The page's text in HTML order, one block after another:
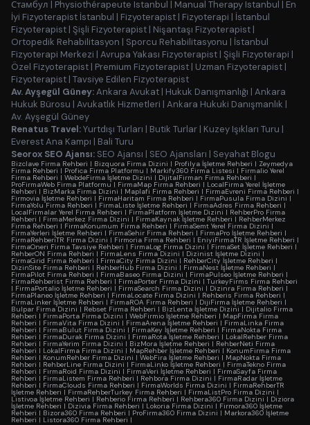
Стамбул | Physiothérapeute Istanbul | Manual Therapy Istanbul | En
İyi Fizyoterapist İstanbul | Fizyoterapist | Fizyoterapi | İstanbul
Fizyoterapist | Şişli Fizyoterapist | Nişantaşı Fizyoterapist |
Ortopedik Rehabilitasyon | Sporcu Rehabilitasyonu | İstanbul
Fizyoterapi Merkezi | Avrupa Yakası Fizyoterapist | Şişli Fizyoterapi |
Özel Fizyoterapist | Premium Fizyoterapist | Uzman Fizyoterapist |
Fizyoterapist | Tavsiye Edilen Fizyoterapist
Av. Ayşegül Güney:Ankara Avukat | Hukuk Danışmanlığı | Ankara
Hukuk Bürosu | Avukatlık Hizmetleri | Ankara Hukuki Danışmanlık |
Av. Ayşegül Güney
Renatus Travel:Yurtdışı Turları | Butik Turlar | Kuzey Işıkları Turu |
Everest Ana Kampı | Bali Turu
Seorox SEO Ajansı: SEO Ajansı | SEO Ajansları | Seyahat Blogu
Bizclave Firma Rehberi | Bizquora Firma Dizini | Profilya İşletme Rehberi | Zeymedya
Firma Rehberi | Profica Firma Platformu | Markify360 Firma Listesi | Firmalio Yerel
Firma Rehberi | WebdeFirma İşletme Dizini | DijitalFirman Firma Rehberi |
ProFirmaWeb Firma Platformu | FirmaMap Firma Rehberi | LocalFirma Yerel İşletme
Rehberi | BizMarka Firma Dizini | Maplafi Firma Rehberi | FirmaEvreni Firma Rehberi |
Firmovia İşletme Rehberi | FirmaHaritam Firma Rehberi | FirmaPusula Firma Dizini |
FirmaYolu Firma Rehberi | FirmaListe İşletme Rehberi | FirmaAdres Firma Rehberi |
LocalFirmalar Yerel Firma Rehberi | FirmaPlatform İşletme Dizini | RehberPro Firma
Rehberi | FirmaMerkez Firma Dizini | FirmaKaynak İşletme Rehberi | RehberMerkez
Firma Rehberi | FirmaKonumum Firma Rehberi | FirmaSemt Yerel Firma Dizini |
FirmaYerleri İşletme Rehberi | FirmaSehir Firma Rehberi | FirmaPro İşletme Rehberi |
FirmaRehberiTR Firma Dizini | Firmoria Firma Rehberi | EniyiFirmaTR İşletme Rehberi |
FirmaOneri Firma Tavsiye Rehberi | FirmaLog Firma Dizini |FirmaSet İşletme Rehberi |
RehberON Firma Rehberi | FirmaLens Firma Dizini | Dizinist İşletme Dizini |
FirmaGrid Firma Rehberi | FirmaCity Firma Dizini | RehberCity İşletme Rehberi |
DizinSite Firma Rehberi | RehberHub Firma Dizini | FirmaNest İşletme Rehberi |
FirmaPilot Firma Rehberi | FirmaBaseo Firma Dizini | FirmaPulseo İşletme Rehberi |
FirmaRehberist Firma Rehberi | FirmaPorter Firma Dizini | TurkeyFirms Firma Rehberi
| FirmaPortalio İşletme Rehberi | FirmaSearch Firma Dizini | Dizinra Firma Rehberi |
FirmaPlaneo İşletme Rehberi | FirmaLocate Firma Dizini | Rehberis Firma Rehberi |
FirmaLinker İşletme Rehberi | FirmaROA Firma Rehberi | DijiFirma İşletme Rehberi |
Bulpar Firma Dizini | Rebset Firma Rehberi | BizLenta İşletme Dizini | Dijitalio Firma
Rehberi | FirmaPorta Firma Dizini | WebFirmio İşletme Rehberi | MapFirma Firma
Rehberi | FirmaVita Firma Dizini | FirmaArena İşletme Rehberi | FirmaLinka Firma
Rehberi | FirmaBulut Firma Dizini | FirmaKey İşletme Rehberi | FirmaNokta Firma
Rehberi | FirmaDurak Firma Dizini | FirmaRota İşletme Rehberi | LokalRehber Firma
Rehberi | FirmaYerim Firma Dizini | BizMora İşletme Rehberi | RehberNeti Firma
Rehberi | LokalFirma Firma Dizini | MapRehber İşletme Rehberi | KonumFirma Firma
Rehberi | KonumRehber Firma Dizini | WebFira İşletme Rehberi | MapNokta Firma
Rehberi | RehberLine Firma Dizini | FirmaLinko İşletme Rehberi | FirmaTekno Firma
Rehberi | FirmaRoid Firma Dizini | FirmaVeri İşletme Rehberi | FirmaSayfa Firma
Rehberi | FirmaListem Firma Rehberi | Rehbora Firma Dizini | FirmaRadar İşletme
Rehberi | FirmaClouds Firma Rehberi | FirmaWorlds Firma Dizini | FirmaRehberTR
İşletme Rehberi | FirmaRehberTurkey Firma Rehberi | FirmaListPro Firma Dizini |
Listivoa İşletme Rehberi | Rehberio Firma Rehberi | Rehbera360 Firma Dizini | Diziora
İşletme Rehberi | Dizivia Firma Rehberi | Lokoria Firma Dizini | Firmora360 İşletme
Rehberi | Bizora360 Firma Rehberi | ProFirma360 Firma Dizini | Markora360 İşletme
Rehberi | Listora360 Firma Rehberi |